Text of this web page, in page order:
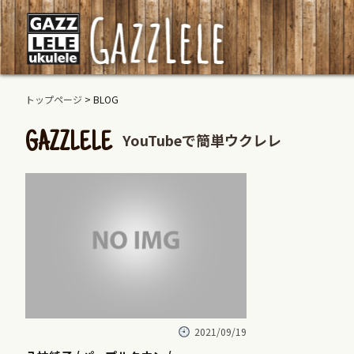
トップページ > BLOG
GAZZLELE YouTubeで簡単ウクレレ
2021/09/19